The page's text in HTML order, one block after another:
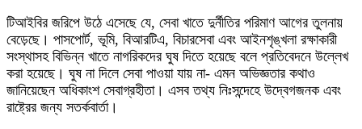
টিআইবির জরিপে উঠে এসেছে যে, সেবা খাতে দুর্নীতির পরিমাণ আগের তুলনায়
বেড়েছে। পাসপোর্ট, ভূমি, বিআরটিএ, বিচারসেবা এবং আইনশৃঙ্খলা রক্ষাকারী
সংস্থাসহ বিভিন্ন খাতে নাগরিকদের ঘুষ দিতে হয়েছে বলে প্রতিবেদনে উল্লেখ
করা হয়েছে। ঘুষ না দিলে সেবা পাওয়া যায় না- এমন অভিজ্ঞতার কথাও
জানিয়েছেন অধিকাংশ সেবাগ্রহীতা। এসব তথ্য নিঃসন্দেহে উদ্বেগজনক এবং
রাষ্ট্রের জন্য সতর্কবার্তা।